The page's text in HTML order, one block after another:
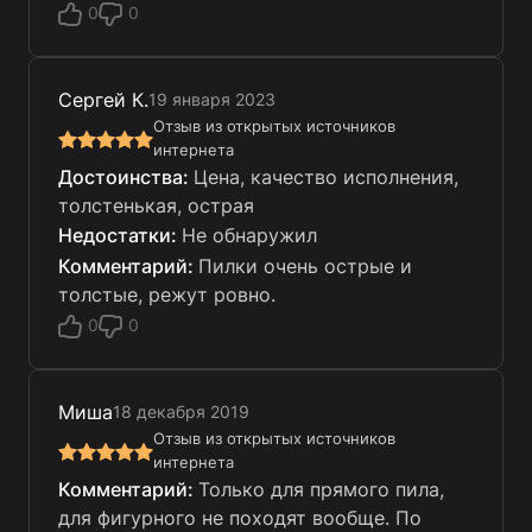
0 0
Сергей К.19 января 2023
Отзыв из открытых источников
интернета
Цена, качество исполнения,
толстенькая, острая
Не обнаружил
Пилки очень острые и
толстые, режут ровно.
0 0
Миша18 декабря 2019
Отзыв из открытых источников
интернета
Только для прямого пила,
для фигурного не походят вообще. По